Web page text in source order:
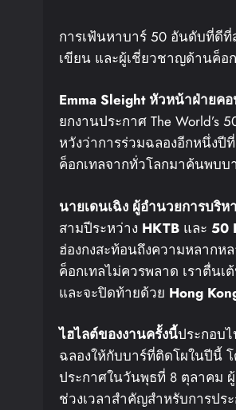
การเฟ้นหาบาร์ 50 อันดับที่ดี
เขียน และผู้เชี่ยวชาญด้านค็อ
Emma Sleight หัวหน้าฝ่ายค
ยกงานประกาศ The World’s
หวังว่าการร่วมฉลองอีกหนึ่งปี
ค็อกเทลจากทั่วโลกมาค้นพบ
นายเดนเฉิง ผู้อำนวยการบริห
สามปีระหว่าง HKTB และ 50
ฮ่องกงสะท้อนถึงความหลากห
ค็อกเทลไม่ควรพลาด เราตื่น
และจะปิดท้ายด้วย Hong
ไฮไลต์ของงานครั้งนี้ประกอบ
ฉลองให้กับบาร์ที่ติดโผในปีนี้
ประกาศในวันพุธที่ 8 ตุลาคม
ช่วงเวลาสำคัญสำหรับการปร